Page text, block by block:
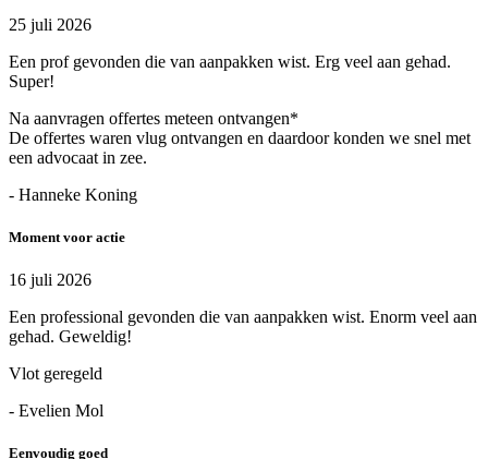
25 juli 2026
Een prof gevonden die van aanpakken wist. Erg veel aan gehad.
Super!
Na aanvragen offertes meteen ontvangen*
De offertes waren vlug ontvangen en daardoor konden we snel met
een advocaat in zee.
- Hanneke Koning
Moment voor actie
16 juli 2026
Een professional gevonden die van aanpakken wist. Enorm veel aan
gehad. Geweldig!
Vlot geregeld
- Evelien Mol
Eenvoudig goed